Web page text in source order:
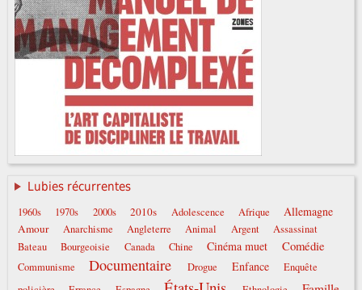
Lubies récurrentes
1960s 1970s 2000s 2010s Adolescence Afrique Allemagne
Amour Anarchisme Angleterre Animal Argent
Assassinat
Bateau
Bourgeoisie Canada Chine Cinéma muet Comédie
Communisme Documentaire Drogue Enfance
Enquête